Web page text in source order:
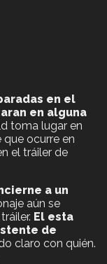
en el
en alguna
toma lugar en
que ocurre en
el tráiler de
a un
aún se
El esta
de
claro con quién.